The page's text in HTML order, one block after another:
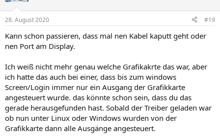
28. August 2020 #19
Kann schon passieren, dass mal nen Kabel kaputt geht oder
nen Port am Display.
Ich weiß nicht mehr genau welche Grafikakrte das war, aber
ich hatte das auch bei einer, dass bis zum windows
Screen/Login immer nur ein Ausgang der Grafikkarte
angesteuert wurde. das könnte schon sein, dass du das
gerade herausgefunden hast. Sobald der Treiber geladen war
ob nun unter Linux oder Windows wurden von der
Grafikkarte dann alle Ausgänge angesteuert.